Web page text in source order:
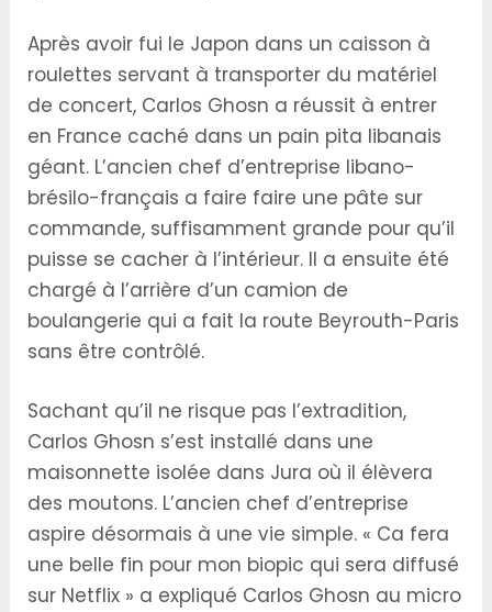
Après avoir fui le Japon dans un caisson à
roulettes servant à transporter du matériel
de concert, Carlos Ghosn a réussit à entrer
en France caché dans un pain pita libanais
géant. L’ancien chef d’entreprise libano-
brésilo-français a faire faire une pâte sur
commande, suffisamment grande pour qu’il
puisse se cacher à l’intérieur. Il a ensuite été
chargé à l’arrière d’un camion de
boulangerie qui a fait la route Beyrouth-Paris
sans être contrôlé.
Sachant qu’il ne risque pas l’extradition,
Carlos Ghosn s’est installé dans une
maisonnette isolée dans Jura où il élèvera
des moutons. L’ancien chef d’entreprise
aspire désormais à une vie simple. « Ca fera
une belle fin pour mon biopic qui sera diffusé
sur Netflix » a expliqué Carlos Ghosn au micro